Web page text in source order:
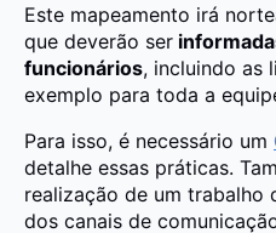
Este mapeamento irá
que deverão ser
funcionários, incluindo as
exemplo para toda a
Para isso, é necessário um
detalhe essas práticas.
realização de um trabalho
dos canais de